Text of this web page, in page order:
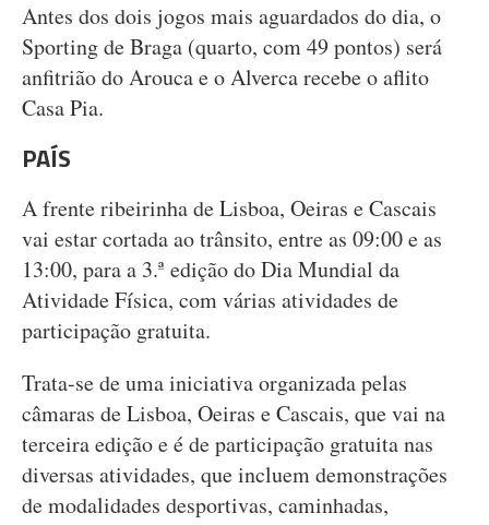
Antes dos dois jogos mais aguardados do dia, o
Sporting de Braga (quarto, com 49 pontos) será
anfitrião do Arouca e o Alverca recebe o aflito
Casa Pia.
PAÍS
A frente ribeirinha de Lisboa, Oeiras e Cascais
vai estar cortada ao trânsito, entre as 09:00 e as
13:00, para a 3.ª edição do Dia Mundial da
Atividade Física, com várias atividades de
participação gratuita.
Trata-se de uma iniciativa organizada pelas
câmaras de Lisboa, Oeiras e Cascais, que vai na
terceira edição e é de participação gratuita nas
diversas atividades, que incluem demonstrações
de modalidades desportivas, caminhadas,